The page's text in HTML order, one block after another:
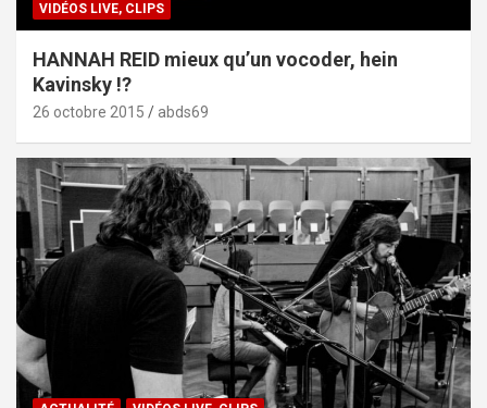
VIDÉOS LIVE, CLIPS
HANNAH REID mieux qu’un vocoder, hein
Kavinsky !?
26 octobre 2015 abds69